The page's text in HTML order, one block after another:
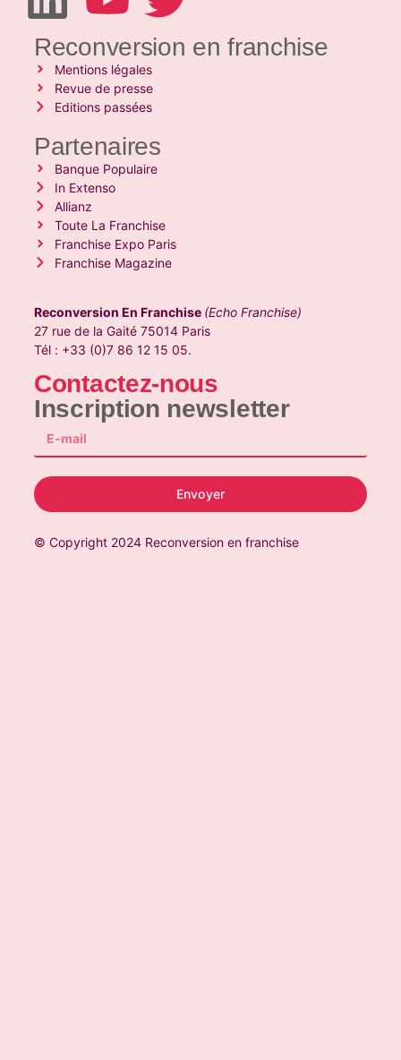
Reconversion en franchise
Mentions légales
Revue de presse
Editions passées
Partenaires
Banque Populaire
In Extenso
Allianz
Toute La Franchise
Franchise Expo Paris
Franchise Magazine
Reconversion En Franchise (Echo Franchise)
27 rue de la Gaité 75014 Paris
Tél : +33 (0)7 86 12 15 05.
Contactez-nous
Inscription newsletter
Envoyer
© Copyright 2024 Reconversion en franchise